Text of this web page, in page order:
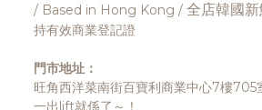
/ Based in Hong Kong / 全店韓國新
持有效商業登記證
門市地址：
旺角西洋菜南街百寶利商業中心7樓705
一出lift就係了～！